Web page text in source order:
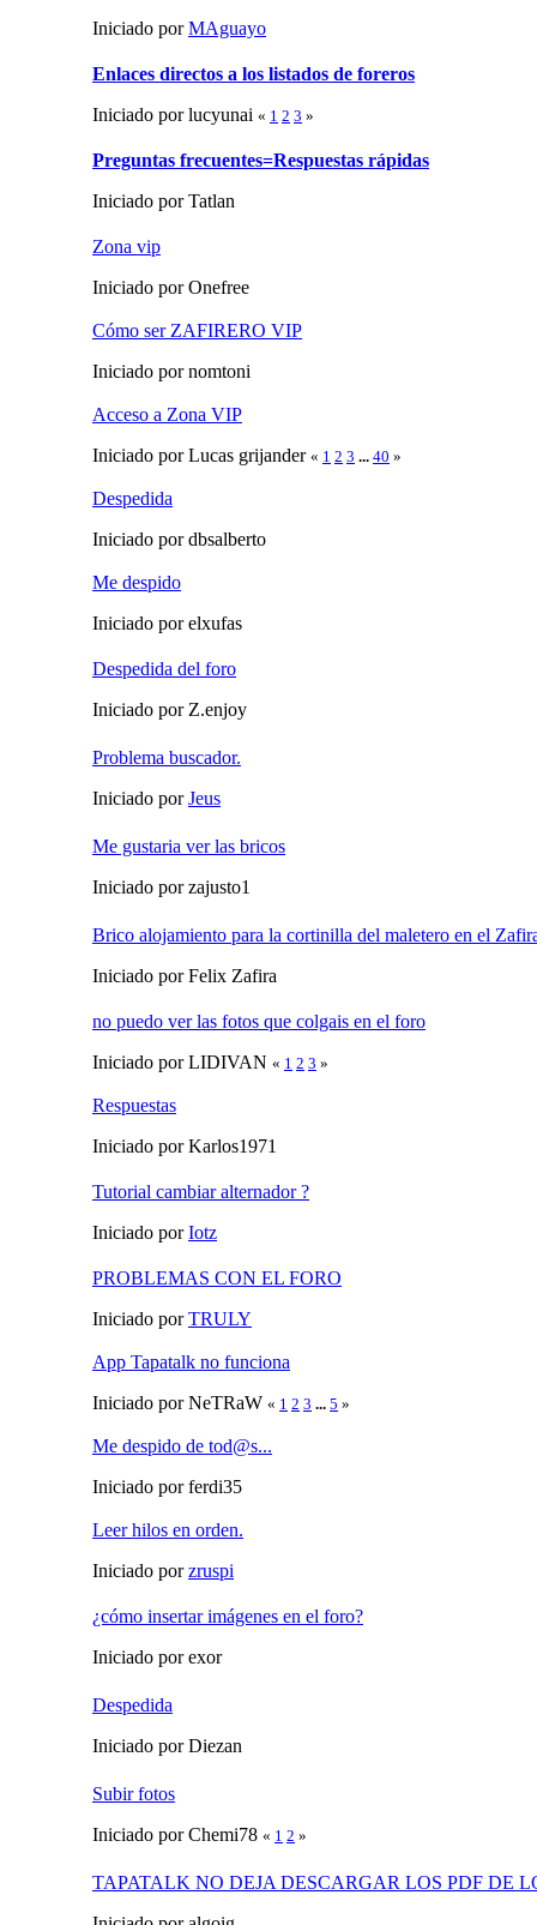
Iniciado porMAguayo
Enlaces directos a los listados de foreros
Iniciado por lucyunai « 1 2 3 »
Preguntas frecuentes=Respuestas rápidas
Iniciado por Tatlan
Zona vip
Iniciado por Onefree
Cómo ser ZAFIRERO VIP
Iniciado por nomtoni
Acceso a Zona VIP
Iniciado por Lucas grijander « 1 2 3 ... 40 »
Despedida
Iniciado por dbsalberto
Me despido
Iniciado por elxufas
Despedida del foro
Iniciado por Z.enjoy
Problema buscador.
Iniciado porJeus
Me gustaria ver las bricos
Iniciado por zajusto1
Brico alojamiento para la cortinilla del maletero en el
Iniciado por Felix Zafira
no puedo ver las fotos que colgais en el foro
Iniciado por LIDIVAN « 1 2 3 »
Respuestas
Iniciado por Karlos1971
Tutorial cambiar alternador ?
Iniciado porIotz
PROBLEMAS CON EL FORO
Iniciado porTRULY
App Tapatalk no funciona
Iniciado por NeTRaW « 1 2 3 ... 5 »
Me despido de tod@s...
Iniciado por ferdi35
Leer hilos en orden.
Iniciado porzruspi
¿cómo insertar imágenes en el foro?
Iniciado por exor
Despedida
Iniciado por Diezan
Subir fotos
Iniciado por Chemi78 « 1 2 »
TAPATALK NO DEJA DESCARGAR LOS PDF DE